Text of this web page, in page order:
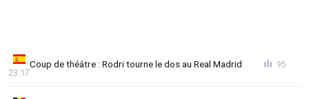
Coup de théâtre : Rodri tourne le dos au Real Madrid
23:17
95